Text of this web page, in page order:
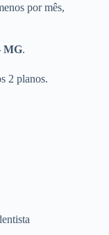
por mês,
MG.
2 planos.